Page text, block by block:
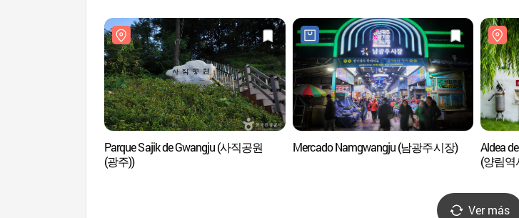
Parque Sajik de Gwangju (사직공원
(광주))
Mercado Namgwangju (남광주시장)
Aldea
(양림
Ver más